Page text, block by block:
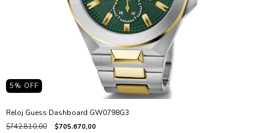
5 % OFF
Reloj Guess Dashboard GW0798G3
$742.810,00 $705.670,00